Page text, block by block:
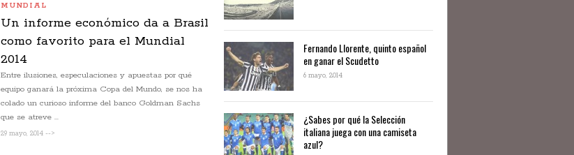
MUNDIAL
Un informe económico da a Brasil
como favorito para el Mundial
2014
Entre ilusiones, especulaciones y apuestas por qué
equipo ganará la próxima Copa del Mundo, se nos ha
colado un curioso informe del banco Goldman Sachs
que se atreve ...
29 mayo, 2014 -->
Fernando Llorente, quinto español
en ganar el Scudetto
6 mayo, 2014
¿Sabes por qué la Selección
italiana juega con una camiseta
azul?